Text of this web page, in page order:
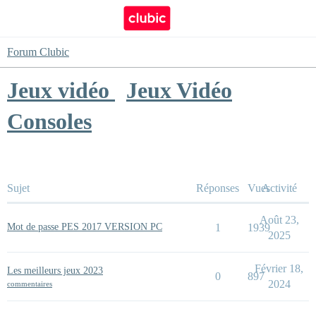
Forum Clubic
Jeux vidéo
Jeux Vidéo
Consoles
Sujet Réponses VuesActivité
Mot de passe PES 2017 VERSION PC 1 1939
Août 23,
2025
Les meilleurs jeux 2023
commentaires
0 897
Février 18,
2024